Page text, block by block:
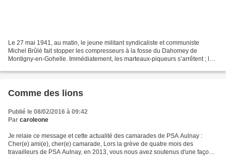
Le 27 mai 1941, au matin, le jeune militant syndicaliste et communiste
Michel Brûlé fait stopper les compresseurs à la fosse du Dahomey de
Montigny-en-Gohelle. Immédiatement, les marteaux-piqueurs s’arrêtent ; les
Comme des lions
Publié le 08/02/2016 à 09:42
Par caroleone
Je relaie ce message et cette actualité des camarades de PSA Aulnay :
Cher(e) ami(e), cher(e) camarade, Lors la grève de quatre mois des
travailleurs de PSA Aulnay, en 2013, vous nous avez soutenus d'une façon